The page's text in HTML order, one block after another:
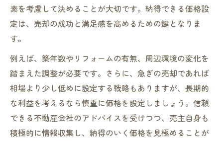
素を考慮して決めることが大切です。納得できる価格設
定は、売却の成功と満足感を高めるための鍵となりま
す。
例えば、築年数やリフォームの有無、周辺環境の変化を
踏まえた調整が必要です。さらに、急ぎの売却であれば
相場より少し低めに設定する戦略もありますが、長期的
な利益を考えるなら慎重に価格を設定しましょう。信頼
できる不動産会社のアドバイスを受けつつ、売主自身も
積極的に情報収集し、納得のいく価格を見極めることが